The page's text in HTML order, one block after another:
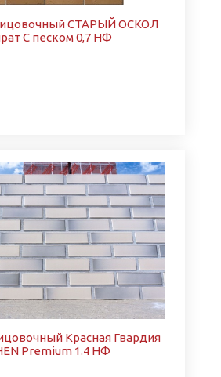
СТАРЫЙ ОСКОЛ
С песком 0,7 НФ
Красная Гвардия
Premium 1.4 НФ